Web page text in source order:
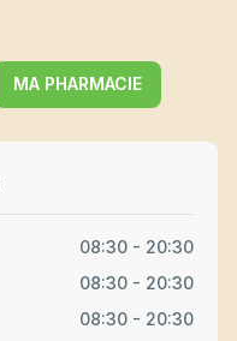
MA PHARMACIE
08:30 - 20:30
08:30 - 20:30
08:30 - 20:30